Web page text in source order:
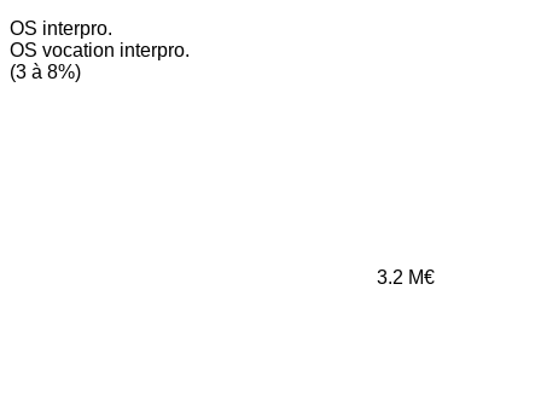
OS interpro.
OS vocation interpro.
(3 à 8%)
3.2 M€